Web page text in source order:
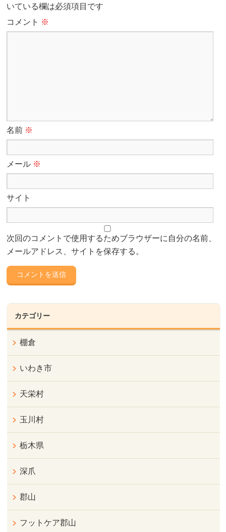
いている欄は必須項目です
コメント ※
名前 ※
メール ※
サイト
次回のコメントで使用するためブラウザーに自分の名前、
メールアドレス、サイトを保存する。
カテゴリー
棚倉
いわき市
天栄村
玉川村
栃木県
深爪
郡山
フットケア郡山